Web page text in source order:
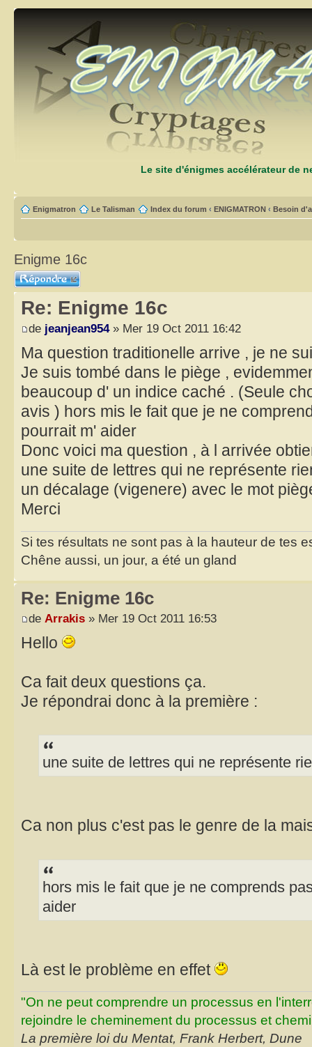
Le site d'énigmes accélérateur de
Enigmatron Le Talisman Index du forum ‹ ENIGMATRON ‹ Besoin
Enigme 16c
Répondre
Re: Enigme 16c
de jeanjean954» Mer 19 Oct 2011 16:42
Ma question traditionelle arrive , je ne
Je suis tombé dans le piège ,
beaucoup d' un indice caché . (Seule
avis ) hors mis le fait que je ne
pourrait m' aider
Donc voici ma question , à l arrivée
une suite de lettres qui ne représente
un décalage (vigenere) avec le mot
Merci
Si tes résultats ne sont pas à la hauteur de tes
Chêne aussi, un jour, a été un gland
Re: Enigme 16c
de Arrakis » Mer 19 Oct 2011 16:53
Hello
Ca fait deux questions ça.
Je répondrai donc à la première :
une suite de lettres qui ne représente
Ca non plus c'est pas le genre de la
hors mis le fait que je ne comprends
aider
Là est le problème en effet
"On ne peut comprendre un processus en
rejoindre le cheminement du processus et
La première loi du Mentat, Frank Herbert, Dune